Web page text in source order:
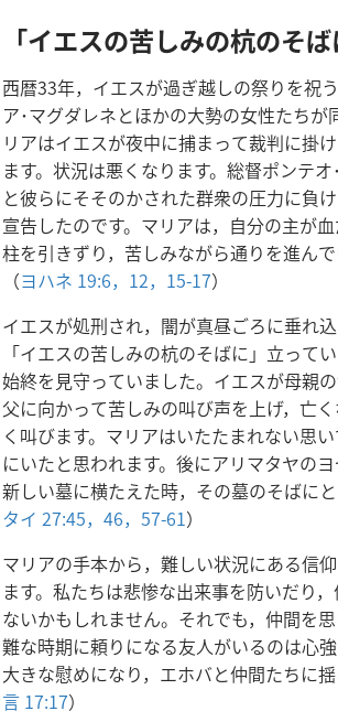
「イエスの苦しみの杭のそば
西暦33年，イエスが過ぎ越しの祭りを祝
ア･マグダレネとほかの大勢の女性たちが
リアはイエスが夜中に捕まって裁判に掛
ます。状況は悪くなります。総督ポンテ
と彼らにそそのかされた群衆の圧力に負
宣告したのです。マリアは，自分の主が
柱を引きずり，苦しみながら通りを進ん
（ヨハネ 19:6， 12， 15-17）
イエスが処刑され，闇が真昼ごろに垂れ
「イエスの苦しみの杭のそばに」立って
始終を見守っていました。イエスが母親
父に向かって苦しみの叫び声を上げ，亡
く叫びます。マリアはいたたまれない思
にいたと思われます。後にアリマタヤの
新しい墓に横たえた時，その墓のそばに
タイ 27:45，46， 57-61）
マリアの手本から，難しい状況にある信
ます。私たちは悲惨な出来事を防いだり
ないかもしれません。それでも，仲間を
難な時期に頼りになる友人がいるのは心
大きな慰めになり，エホバと仲間たちに
言 17:17）